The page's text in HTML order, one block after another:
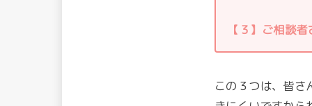
【３】ご相談
この３つは、皆さ